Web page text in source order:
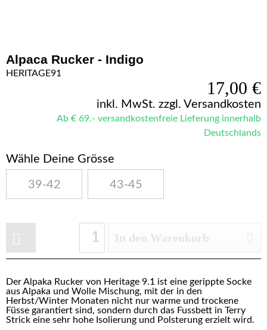
Alpaca Rucker - Indigo
HERITAGE91
17,00 €
inkl. MwSt. zzgl. Versandkosten
Ab € 69.- versandkostenfreie Lieferung innerhalb
Deutschlands
Wähle Deine Grösse
39-42 43-45
In den Warenkorb
Der Alpaka Rucker von Heritage 9.1 ist eine gerippte Socke
aus Alpaka und Wolle Mischung, mit der in den
Herbst/Winter Monaten nicht nur warme und trockene
Füsse garantiert sind, sondern durch das Fussbett in Terry
Strick eine sehr hohe Isolierung und Polsterung erzielt wird.